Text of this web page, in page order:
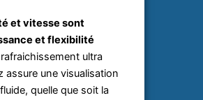
et vitesse sont
et flexibilité
ultra
assure une visualisation
quelle que soit la